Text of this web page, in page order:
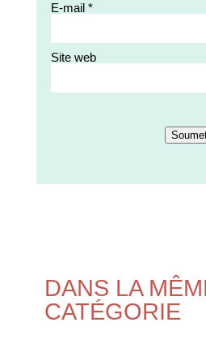
E-mail *
Site web
DANS LA
CATÉGORIE